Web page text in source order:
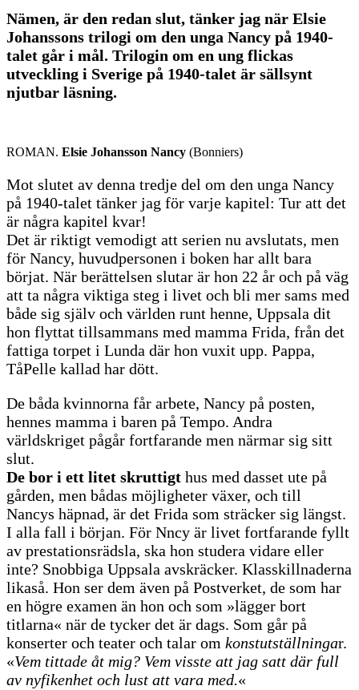
Nämen, är den redan slut, tänker jag när Elsie
Johanssons trilogi om den unga Nancy på 1940-
talet går i mål. Trilogin om en ung flickas
utveckling i Sverige på 1940-talet är sällsynt
njutbar läsning.
ROMAN. Elsie Johansson Nancy (Bonniers)
Mot slutet av denna tredje del om den unga Nancy
på 1940-talet tänker jag för varje kapitel: Tur att det
är några kapitel kvar!
Det är riktigt vemodigt att serien nu avslutats, men
för Nancy, huvudpersonen i boken har allt bara
börjat. När berättelsen slutar är hon 22 år och på väg
att ta några viktiga steg i livet och bli mer sams med
både sig själv och världen runt henne, Uppsala dit
hon flyttat tillsammans med mamma Frida, från det
fattiga torpet i Lunda där hon vuxit upp. Pappa,
TåPelle kallad har dött.
De båda kvinnorna får arbete, Nancy på posten,
hennes mamma i baren på Tempo. Andra
världskriget pågår fortfarande men närmar sig sitt
slut.
De bor i ett litet skruttigt hus med dasset ute på
gården, men bådas möjligheter växer, och till
Nancys häpnad, är det Frida som sträcker sig längst.
I alla fall i början. För Nncy är livet fortfarande fyllt
av prestationsrädsla, ska hon studera vidare eller
inte? Snobbiga Uppsala avskräcker. Klasskillnaderna
likaså. Hon ser dem även på Postverket, de som har
en högre examen än hon och som »lägger bort
titlarna« när de tycker det är dags. Som går på
konserter och teater och talar om konstutställningar.
«Vem tittade åt mig? Vem visste att jag satt där full
av nyfikenhet och lust att vara med.«